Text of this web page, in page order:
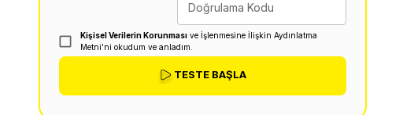
Doğrulama Kodu
Kişisel Verilerin Korunmasıve İşlenmesine İlişkin Aydınlatma
Metni'ni okudum ve anladım.
TESTE BAŞLA